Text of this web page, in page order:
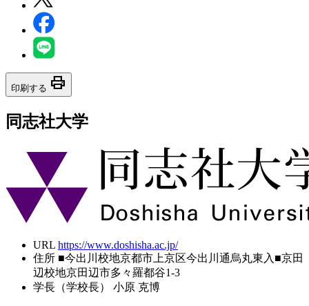
印刷する print
同志社大学
URL https://www.doshisha.ac.jp/
住所 ■今出川校地京都市上京区今出川通烏丸東入■京田
辺校地京田辺市多々羅都谷1-3
学長（学校長）
小原 克博